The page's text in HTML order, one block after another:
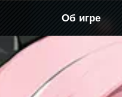
Об игре